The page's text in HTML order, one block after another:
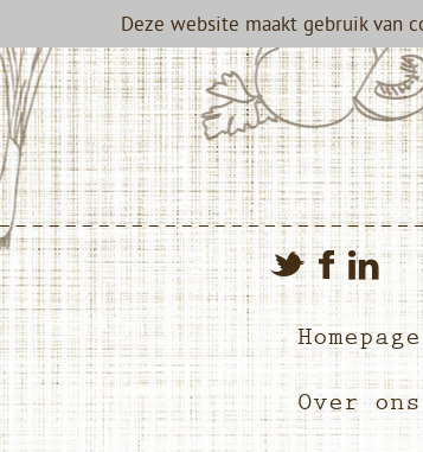
Deze website maakt gebruik van
Homepage
Over ons